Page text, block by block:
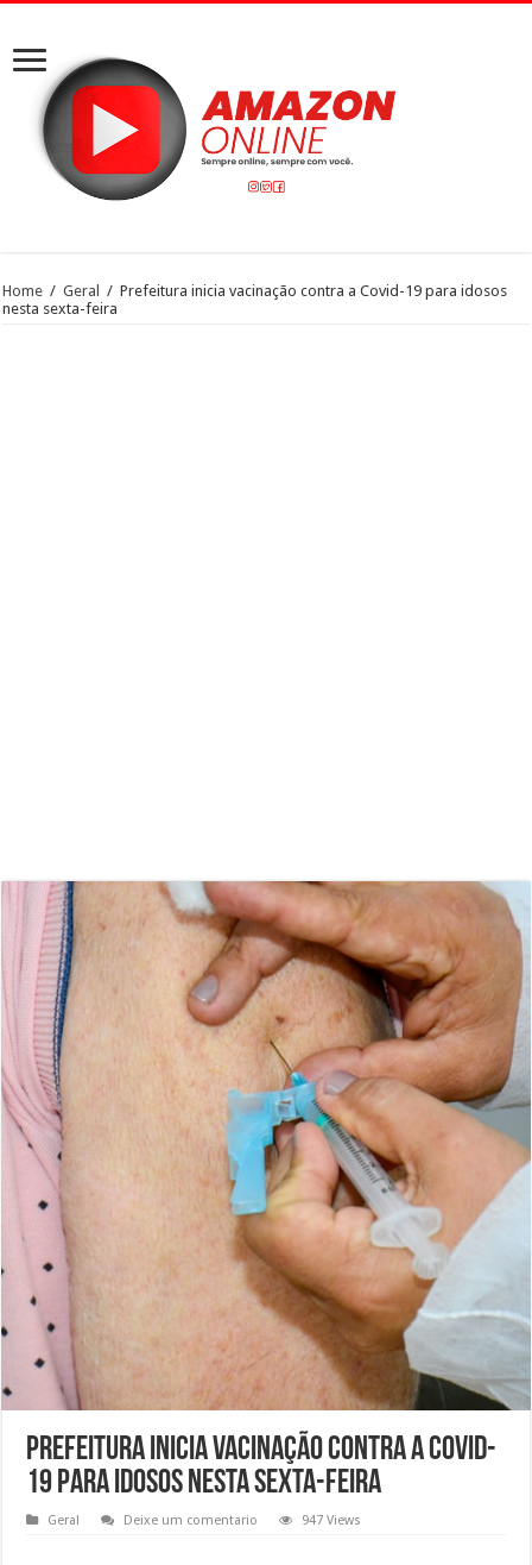
Home / Geral / Prefeitura inicia vacinação contra a Covid-19 para idosos
nesta sexta-feira
Prefeitura inicia vacinação contra a Covid-
19 para idosos nesta sexta-feira
Geral Deixe um comentario 947 Views